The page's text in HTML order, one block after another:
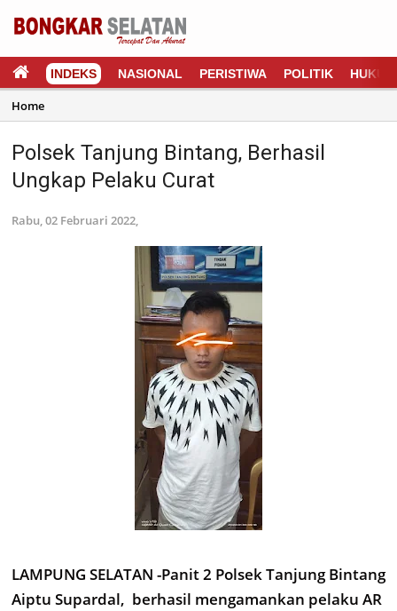
INDEKS NASIONAL PERISTIWA POLITIK HUKUM
Home
Polsek Tanjung Bintang, Berhasil
Ungkap Pelaku Curat
Rabu, 02 Februari 2022,
LAMPUNG SELATAN -Panit 2 Polsek Tanjung Bintang
Aiptu Supardal, berhasil mengamankan pelaku AR